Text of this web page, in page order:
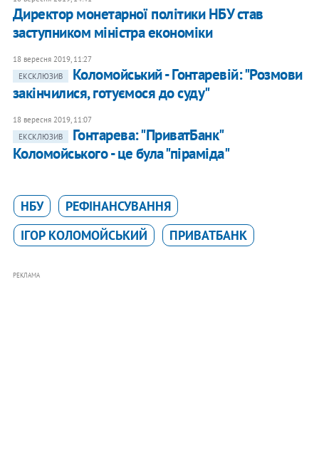
Директор монетарної політики НБУ став
заступником міністра економіки
18 вересня 2019, 11:27
ЕКСКЛЮЗИВ
Коломойський - Гонтаревій: "Розмови
закінчилися, готуємося до суду"
18 вересня 2019, 11:07
ЕКСКЛЮЗИВ
Гонтарева: "ПриватБанк"
Коломойського - це була "піраміда"
НБУ
РЕФІНАНСУВАННЯ
ІГОР КОЛОМОЙСЬКИЙ
ПРИВАТБАНК
РЕКЛАМА